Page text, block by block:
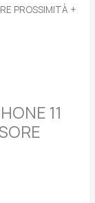
PROSSIMITÀ +
11